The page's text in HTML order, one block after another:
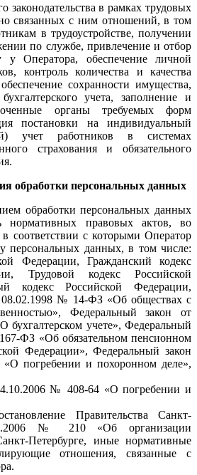
законодательства в рамках трудовых
связанных с ним отношений, в том
в трудоустройстве, получении
по службе, привлечение и отбор
у Оператора, обеспечение личной
контроль количества и качества
сохранности имущества,
учета, заполнение и
органы требуемых форм
постановки на индивидуальный
учет работников в системах
страхования и обязательного
обработки персональных данных
обработки персональных данных
нормативных правовых актов, во
соответствии с которыми Оператор
персональных данных, в том числе:
Федерации, Гражданский кодекс
Трудовой кодекс Российской
кодекс Российской Федерации,
08.02.1998 № 14-ФЗ «Об обществах с
Федеральный закон от
учете», Федеральный
ФЗ «Об обязательном пенсионном
Федерации», Федеральный закон
погребении и похоронном деле»,
№ 408-64 «О погребении и
Правительства Санкт-
№ 210 «Об организации
Петербурге, иные нормативные
отношения, связанные с